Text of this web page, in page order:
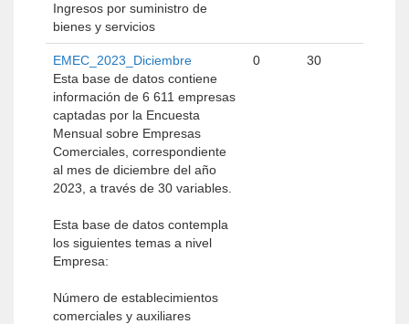
Ingresos por suministro de
bienes y servicios
EMEC_2023_Diciembre
Esta base de datos contiene
información de 6 611 empresas
captadas por la Encuesta
Mensual sobre Empresas
Comerciales, correspondiente
al mes de diciembre del año
2023, a través de 30 variables.
Esta base de datos contempla
los siguientes temas a nivel
Empresa:
Número de establecimientos
comerciales y auxiliares
0 30